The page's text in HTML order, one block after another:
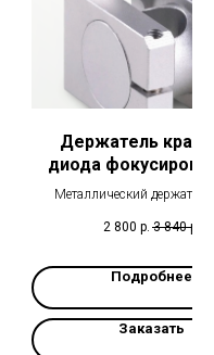
Держатель
диода
лазерного
Металлический держатель
регулируемым углом
2 800 р. 3 840 р.
Подробнее
Заказать